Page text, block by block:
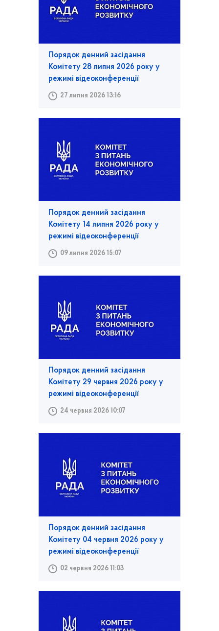
Порядок денний засідання
Комітету 28 липня 2026 року у
режимі відеоконференції
27 липня 2026 13:16
Порядок денний засідання
Комітету 14 липня 2026 року у
режимі відеоконференції
09 липня 2026 15:07
Порядок денний засідання
Комітету 29 червня 2026 року у
режимі відеоконференції
24 червня 2026 10:07
Порядок денний засідання
Комітету 04 червня 2026 року у
режимі відеоконференції
02 червня 2026 11:03